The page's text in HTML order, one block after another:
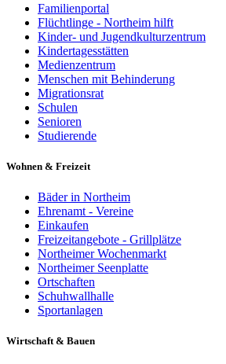
Familienportal
Flüchtlinge - Northeim hilft
Kinder- und Jugendkulturzentrum
Kindertagesstätten
Medienzentrum
Menschen mit Behinderung
Migrationsrat
Schulen
Senioren
Studierende
Wohnen & Freizeit
Bäder in Northeim
Ehrenamt - Vereine
Einkaufen
Freizeitangebote - Grillplätze
Northeimer Wochenmarkt
Northeimer Seenplatte
Ortschaften
Schuhwallhalle
Sportanlagen
Wirtschaft & Bauen